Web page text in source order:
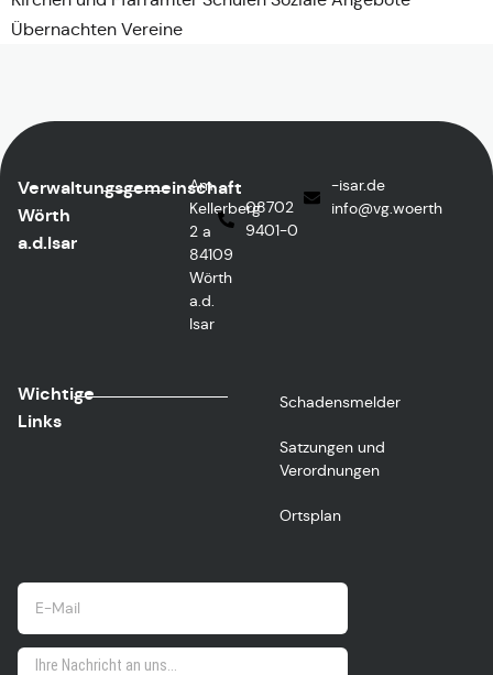
Übernachten Vereine
Verwaltungsgemeinschaft
Wörth
a.d.Isar
Am
Kellerberg
2 a
84109
Wörth
a.d.
Isar
08702
9401-0
ed.rasi-
htreow.gv
@ofni
Wichtige
Links
Schadensmelder
Satzungen und
Verordnungen
Ortsplan